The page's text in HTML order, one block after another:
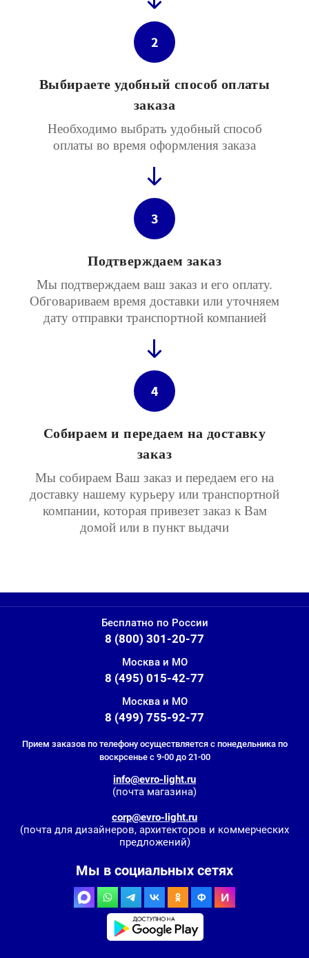
2
Выбираете удобный способ оплаты
заказа
Необходимо выбрать удобный способ
оплаты во время оформления заказа
3
Подтверждаем заказ
Мы подтверждаем ваш заказ и его оплату.
Обговариваем время доставки или уточняем
дату отправки транспортной компанией
4
Собираем и передаем на доставку
заказ
Мы собираем Ваш заказ и передаем его на
доставку нашему курьеру или транспортной
компании, которая привезет заказ к Вам
домой или в пункт выдачи
Бесплатно по России
8 (800) 301-20-77
Москва и МО
8 (495) 015-42-77
Москва и МО
8 (499) 755-92-77
Прием заказов по телефону осуществляется с понедельника по
воскрсенье с 9-00 до 21-00
info@evro-light.ru
(почта магазина)
corp@evro-light.ru
(почта для дизайнеров, архитекторов и коммерческих
предложений)
Мы в социальных сетях